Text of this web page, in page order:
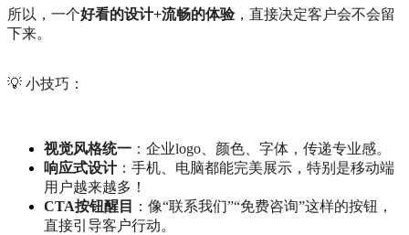
所以，一个好看的设计+流畅的体验，直接决定客户会不会留
下来。
💡 小技巧：
视觉风格统一 ：企业logo、颜色、字体，传递专业感。
响应式设计：手机、电脑都能完美展示，特别是移动端
用户越来越多！
CTA按钮醒目
：像“联系我们”“免费咨询”这样的按钮，
直接引导客户行动。